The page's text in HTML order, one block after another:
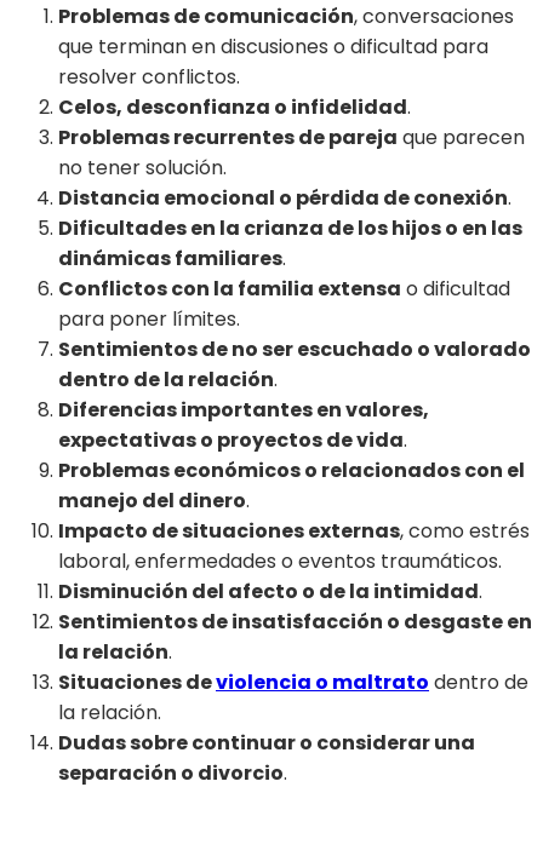
Problemas de comunicación, conversaciones
que terminan en discusiones o dificultad para
resolver conflictos.
Celos, desconfianza o infidelidad.
Problemas recurrentes de pareja que parecen
no tener solución.
Distancia emocional o pérdida de conexión.
Dificultades en la crianza de los hijos o en las
dinámicas familiares.
Conflictos con la familia extensa o dificultad
para poner límites.
Sentimientos de no ser escuchado o valorado
dentro de la relación.
Diferencias importantes en valores,
expectativas o proyectos de vida.
Problemas económicos o relacionados con el
manejo del dinero.
Impacto de situaciones externas, como estrés
laboral, enfermedades o eventos traumáticos.
Disminución del afecto o de la intimidad.
Sentimientos de insatisfacción o desgaste en
la relación.
Situaciones deviolencia o maltrato dentro de
la relación.
Dudas sobre continuar o considerar una
separación o divorcio.